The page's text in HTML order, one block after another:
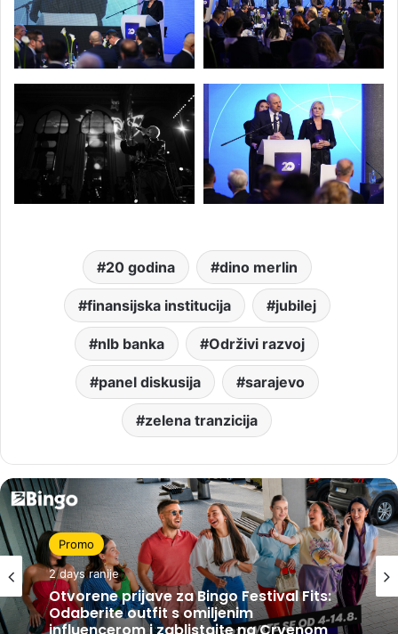
20 godina dino merlin
finansijska institucija jubilej
nlb banka Održivi razvoj
panel diskusija sarajevo
zelena tranzicija
Promo
2 days ranije
Promo
3 days ranije